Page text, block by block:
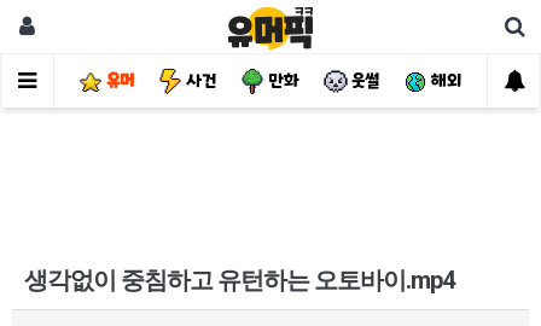
유머 사건 만화 웃썰 해외 핫
생각없이 중침하고 유턴하는 오토바이.mp4